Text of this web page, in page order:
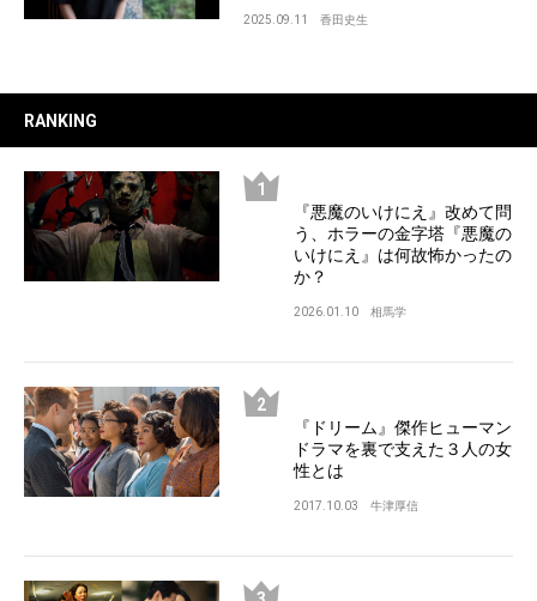
2025.09.11 香田史生
RANKING
『悪魔のいけにえ』改めて問
う、ホラーの金字塔『悪魔の
いけにえ』は何故怖かったの
か？
2026.01.10 相馬学
『ドリーム』傑作ヒューマン
ドラマを裏で支えた３人の女
性とは
2017.10.03 牛津厚信